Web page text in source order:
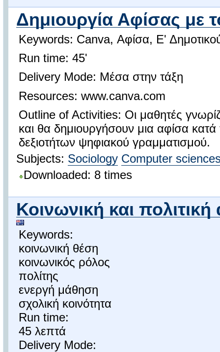
Δημιουργία Αφίσας με
Keywords: Canva, Αφίσα, Ε'
Run time: 45'
Delivery Mode: Μέσα στην τάξη
Resources: www.canva.com
Outline of Activities: Οι μαθητές
και θα δημιουργήσουν μια αφίσα
δεξιοτήτων ψηφιακού γραμματισμού.
Subjects: Sociology Computer
Downloaded: 8 times
Κοινωνική και
Keywords:
κοινωνική θέση
κοινωνικός ρόλος
πολίτης
ενεργή μάθηση
σχολική κοινότητα
Run time:
45 λεπτά
Delivery Mode: